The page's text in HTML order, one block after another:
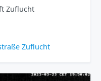
Zuflucht
Zuflucht